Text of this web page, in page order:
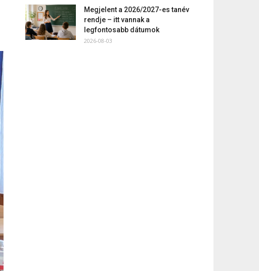
Megjelent a 2026/2027-es tanév
rendje – itt vannak a
legfontosabb dátumok
2026-08-03